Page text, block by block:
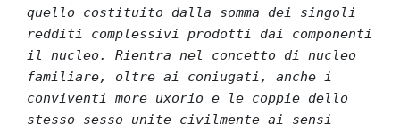
quello costituito dalla somma dei singoli
redditi complessivi prodotti dai componenti
il nucleo. Rientra nel concetto di nucleo
familiare, oltre ai coniugati, anche i
conviventi more uxorio e le coppie dello
stesso sesso unite civilmente ai sensi